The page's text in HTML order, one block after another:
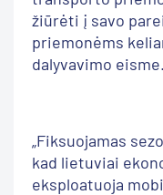
žiūrėti į savo
priemonėms
dalyvavimo eisme.
„Fiksuojamas
kad lietuviai
eksploatuoja